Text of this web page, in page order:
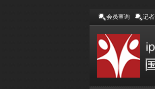
会员查询 记